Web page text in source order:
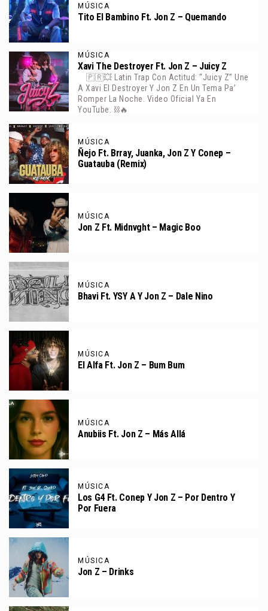
MÚSICA
Tito El Bambino Ft. Jon Z – Quemando
MÚSICA
Xavi The Destroyer Ft. Jon Z – Juicy Z
🇵🇷💥 Latin Trap Con Actitud: “Juicy Z” Une
A Xavi El Destroyer Y Jon Z En Un Tema Pa’
Romper La Noche. Video Oficial Ya En
YouTube. ⛓️🔥
MÚSICA
Ñejo Ft. Brray, Juanka, Jon Z Y Conep –
Guatauba (Remix)
MÚSICA
Jon Z Ft. Midnvght – Magic Boo
MÚSICA
Bhavi Ft. YSY A Y Jon Z – Dale Nino
MÚSICA
El Alfa Ft. Jon Z – Bum Bum
MÚSICA
Anubiis Ft. Jon Z – Más Allá
MÚSICA
Los G4 Ft. Conep Y Jon Z – Por Dentro Y
Por Fuera
MÚSICA
Jon Z – Drinks